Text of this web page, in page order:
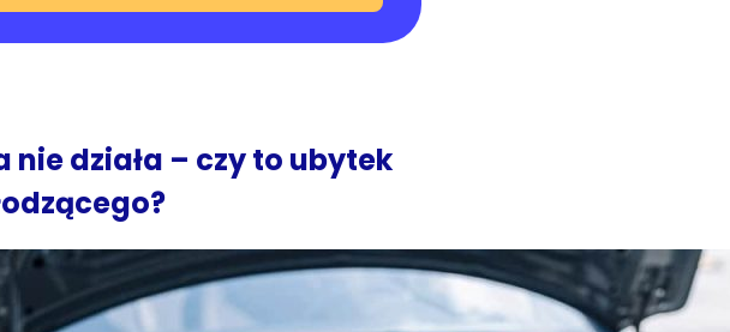
działa – czy to ubytek